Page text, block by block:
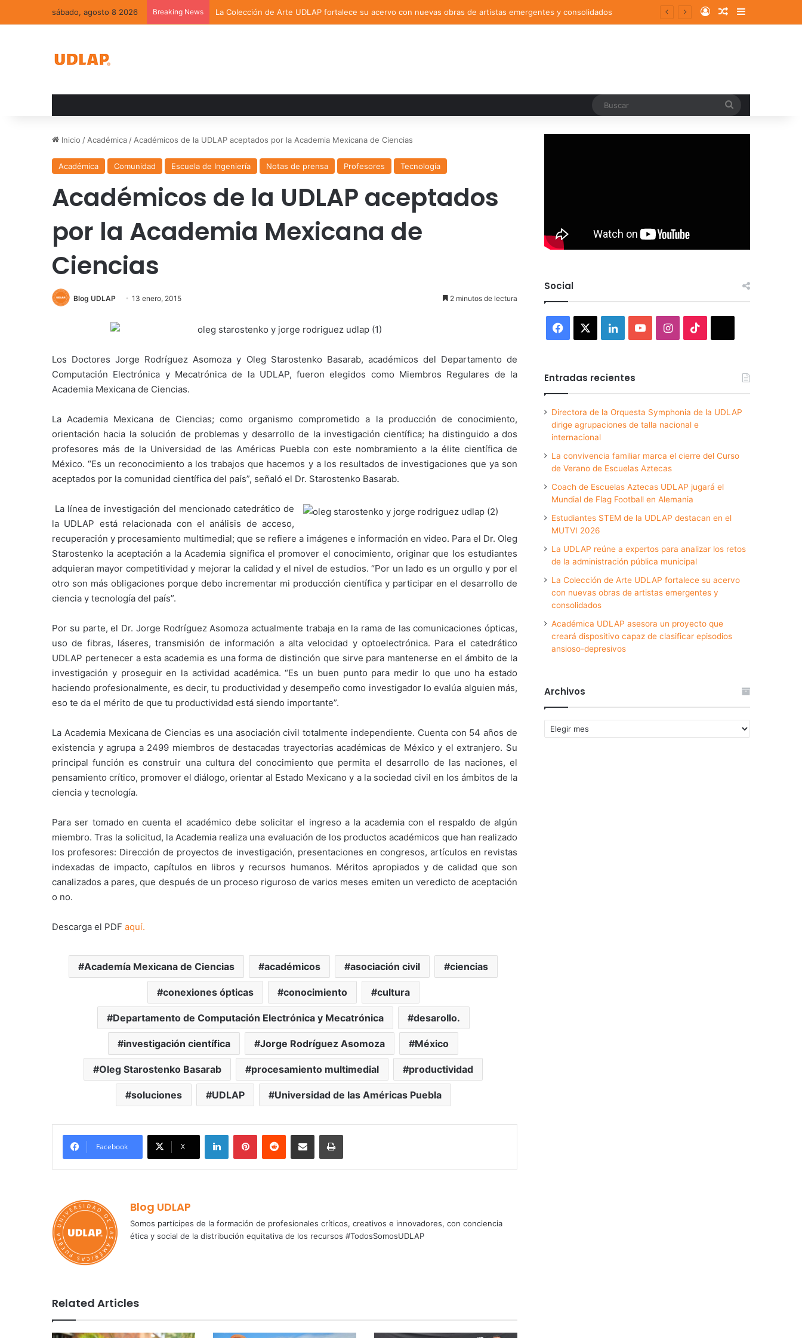
sábado, agosto 8 2026 Breaking News La Colección de Arte UDLAP fortalece su acervo con nuevas obras de artistas emergentes y consolidados Log InRandom Article
Sidebar
Inicio / Académica / Académicos de la UDLAP aceptados por la Academia Mexicana de Ciencias
Académica Comunidad Escuela de Ingeniería Notas de prensa Profesores Tecnología
Académicos de la UDLAP aceptados
por la Academia Mexicana de
Ciencias
Blog UDLAP 13 enero, 2015 2 minutos de lectura
Los Doctores Jorge Rodríguez Asomoza y Oleg Starostenko Basarab, académicos del Departamento de
Computación Electrónica y Mecatrónica de la UDLAP, fueron elegidos como Miembros Regulares de la
Academia Mexicana de Ciencias.
La Academia Mexicana de Ciencias; como organismo comprometido a la producción de conocimiento,
orientación hacia la solución de problemas y desarrollo de la investigación científica; ha distinguido a dos
profesores más de la Universidad de las Américas Puebla con este nombramiento a la élite científica de
México. “Es un reconocimiento a los trabajos que hacemos y a los resultados de investigaciones que ya son
aceptados por la comunidad científica del país”, señaló el Dr. Starostenko Basarab.
La línea de investigación del mencionado catedrático de
la UDLAP está relacionada con el análisis de acceso,
recuperación y procesamiento multimedial; que se refiere a imágenes e información en video. Para el Dr. Oleg
Starostenko la aceptación a la Academia significa el promover el conocimiento, originar que los estudiantes
adquieran mayor competitividad y mejorar la calidad y el nivel de estudios. “Por un lado es un orgullo y por el
otro son más obligaciones porque debo incrementar mi producción científica y participar en el desarrollo de
ciencia y tecnología del país”.
Por su parte, el Dr. Jorge Rodríguez Asomoza actualmente trabaja en la rama de las comunicaciones ópticas,
uso de fibras, láseres, transmisión de información a alta velocidad y optoelectrónica. Para el catedrático
UDLAP pertenecer a esta academia es una forma de distinción que sirve para mantenerse en el ámbito de la
investigación y proseguir en la actividad académica. “Es un buen punto para medir lo que uno ha estado
haciendo profesionalmente, es decir, tu productividad y desempeño como investigador lo evalúa alguien más,
eso te da el mérito de que tu productividad está siendo importante”.
La Academia Mexicana de Ciencias es una asociación civil totalmente independiente. Cuenta con 54 años de
existencia y agrupa a 2499 miembros de destacadas trayectorias académicas de México y el extranjero. Su
principal función es construir una cultura del conocimiento que permita el desarrollo de las naciones, el
pensamiento crítico, promover el diálogo, orientar al Estado Mexicano y a la sociedad civil en los ámbitos de la
ciencia y tecnología.
Para ser tomado en cuenta el académico debe solicitar el ingreso a la academia con el respaldo de algún
miembro. Tras la solicitud, la Academia realiza una evaluación de los productos académicos que han realizado
los profesores: Dirección de proyectos de investigación, presentaciones en congresos, artículos en revistas
indexadas de impacto, capítulos en libros y recursos humanos. Méritos apropiados y de calidad que son
canalizados a pares, que después de un proceso riguroso de varios meses emiten un veredicto de aceptación
o no.
Descarga el PDF aquí.
Academía Mexicana de Ciencias académicos asociación civil ciencias
conexiones ópticas conocimiento cultura
Departamento de Computación Electrónica y Mecatrónica desarollo.
investigación científica Jorge Rodríguez Asomoza México
Oleg Starostenko Basarab procesamiento multimedial productividad
soluciones UDLAP Universidad de las Américas Puebla
Facebook X
LinkedInPinterestReddit Share via Email Print
Blog UDLAP
Somos partícipes de la formación de profesionales críticos, creativos e innovadores, con conciencia
ética y social de la distribución equitativa de los recursos #TodosSomosUDLAP
Related Articles
Social
Facebook LinkedInYouTubeInstagram
Entradas recientes
Directora de la Orquesta Symphonia de la UDLAP
dirige agrupaciones de talla nacional e
internacional
La convivencia familiar marca el cierre del Curso
de Verano de Escuelas Aztecas
Coach de Escuelas Aztecas UDLAP jugará el
Mundial de Flag Football en Alemania
Estudiantes STEM de la UDLAP destacan en el
MUTVI 2026
La UDLAP reúne a expertos para analizar los retos
de la administración pública municipal
La Colección de Arte UDLAP fortalece su acervo
con nuevas obras de artistas emergentes y
consolidados
Académica UDLAP asesora un proyecto que
creará dispositivo capaz de clasificar episodios
ansioso-depresivos
Archivos
Archivos